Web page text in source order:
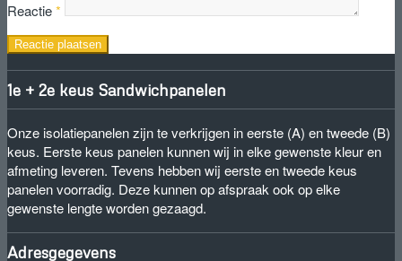
Reactie*
1e + 2e keus Sandwichpanelen
Onze isolatiepanelen zijn te verkrijgen in eerste (A) en tweede (B)
keus. Eerste keus panelen kunnen wij in elke gewenste kleur en
afmeting leveren. Tevens hebben wij eerste en tweede keus
panelen voorradig. Deze kunnen op afspraak ook op elke
gewenste lengte worden gezaagd.
Adresgegevens